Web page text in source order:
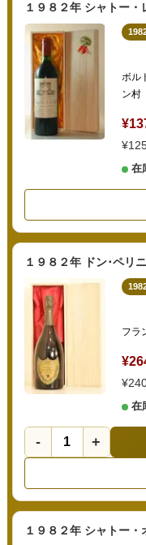
１９８２年 シャトー
ボル
ン村
在
１９８２年 ドン･ペリ
フラ
在
- +
１９８２年 シャトー